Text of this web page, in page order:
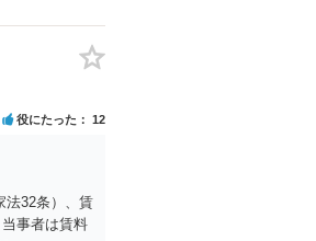
役にたった 12
法32条）、賃
事者は賃料